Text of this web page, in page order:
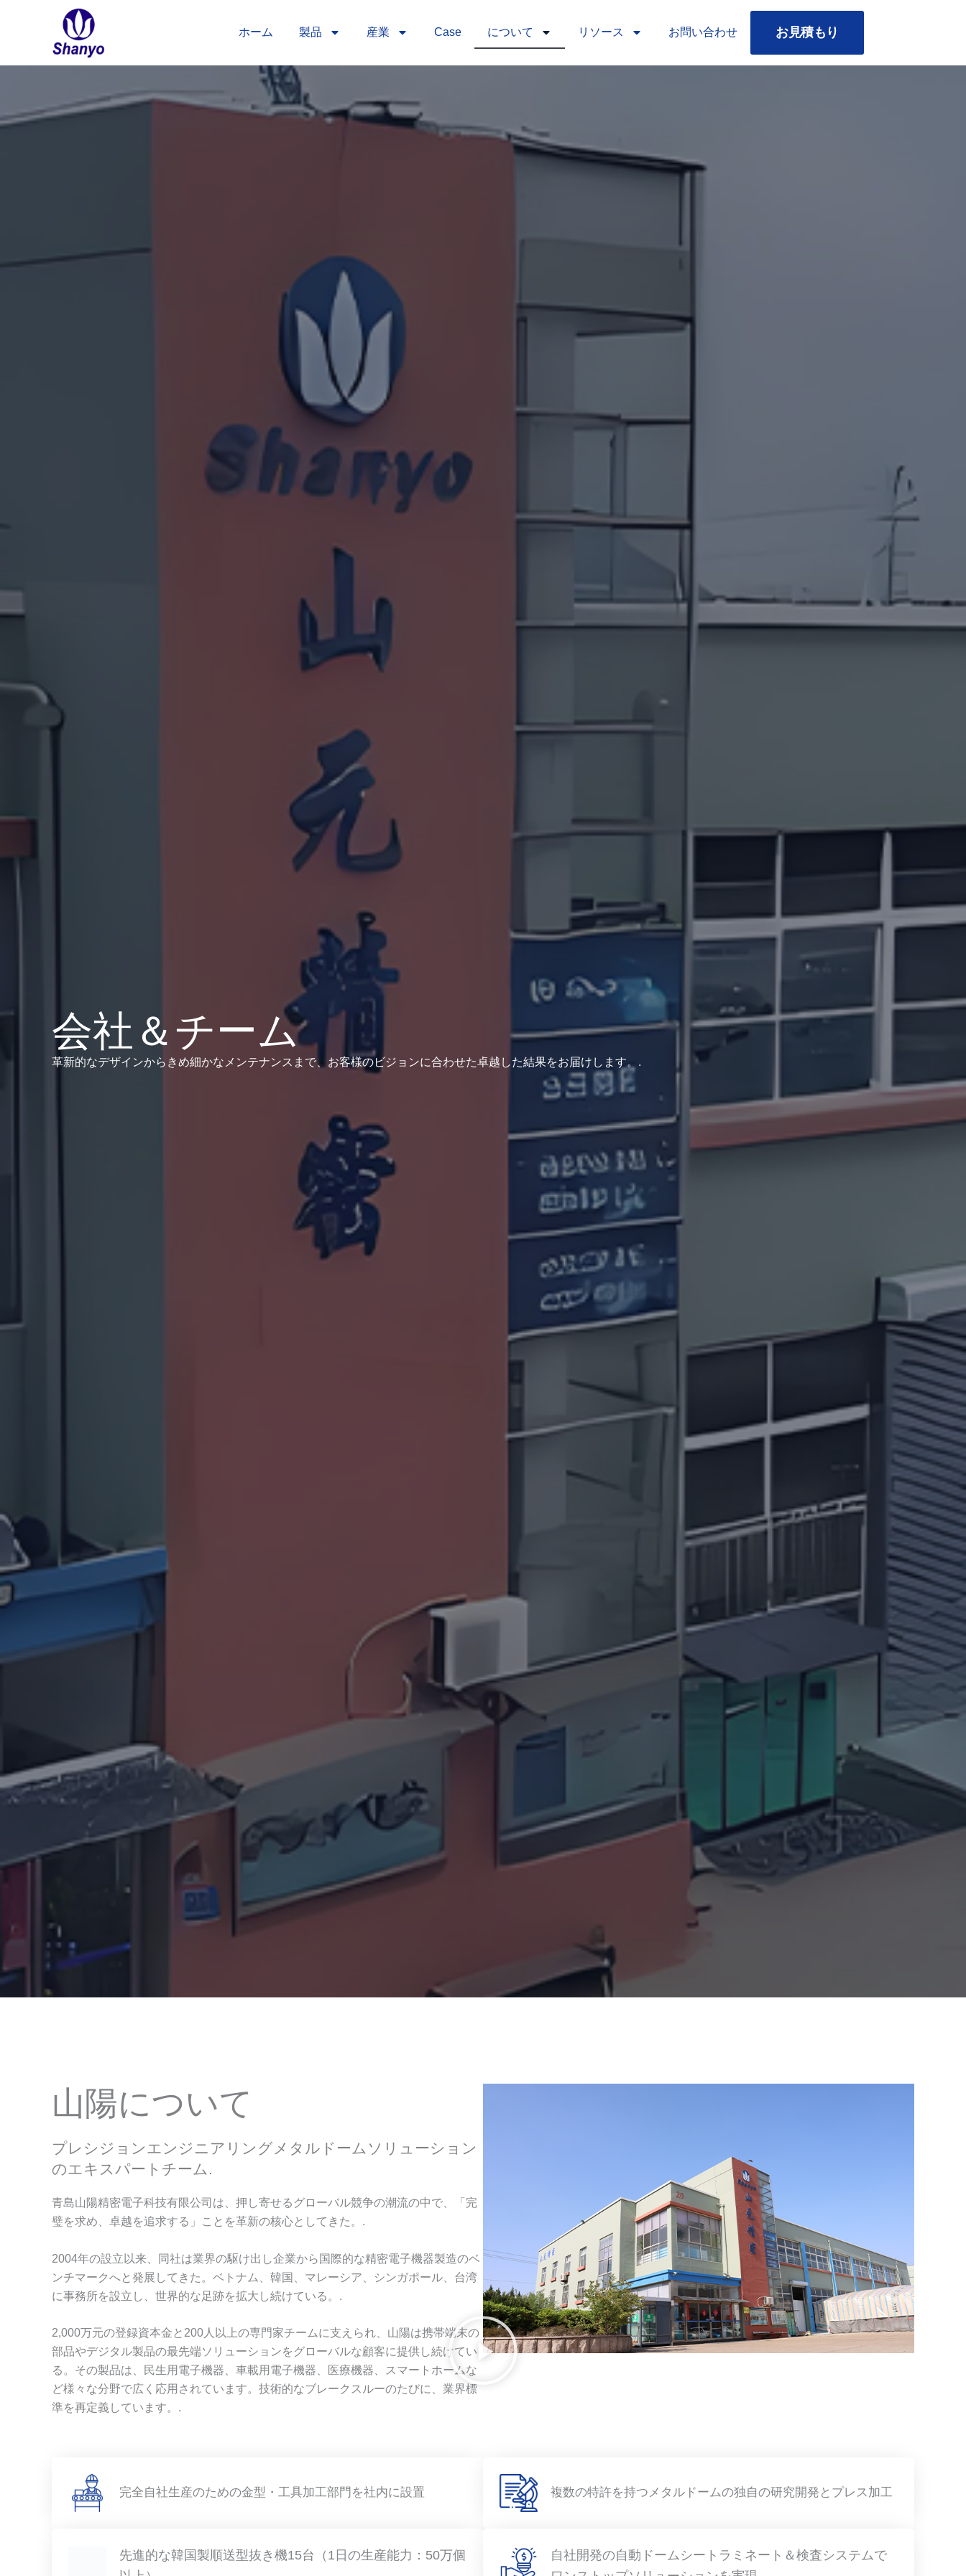
ン
ス
ホーム 製品 産業 Case について リソース お問い合わせ お見積もり
会社＆チーム
革新的なデザインからきめ細かなメンテナンスまで、お客様のビジョンに合わせた卓越した結果をお届けします。.
山陽について
プレシジョンエンジニアリングメタルドームソリューション
のエキスパートチーム.
青島山陽精密電子科技有限公司は、押し寄せるグローバル競争の潮流の中で、「完
璧を求め、卓越を追求する」ことを革新の核心としてきた。.
2004年の設立以来、同社は業界の駆け出し企業から国際的な精密電子機器製造のベ
ンチマークへと発展してきた。ベトナム、韓国、マレーシア、シンガポール、台湾
に事務所を設立し、世界的な足跡を拡大し続けている。.
2,000万元の登録資本金と200人以上の専門家チームに支えられ、山陽は携帯端末の
部品やデジタル製品の最先端ソリューションをグローバルな顧客に提供し続けてい
る。その製品は、民生用電子機器、車載用電子機器、医療機器、スマートホームな
ど様々な分野で広く応用されています。技術的なブレークスルーのたびに、業界標
準を再定義しています。.
完全自社生産のための金型・工具加工部門を社内に設置
先進的な韓国製順送型抜き機15台（1日の生産能力：50万個
複数の特許を持つメタルドームの独自の研究開発とプレス加工
自社開発の自動ドームシートラミネート＆検査システムで